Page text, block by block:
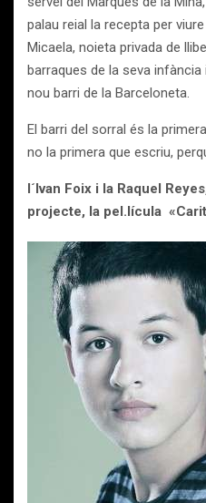
palau reial la recepta per
Micaela, noieta privada de
barraques de la seva
nou barri de la Barceloneta.
El barri del sorral és la
no la primera que escriu,
l´Ivan Foix i la Raquel
projecte, la pel.lícula